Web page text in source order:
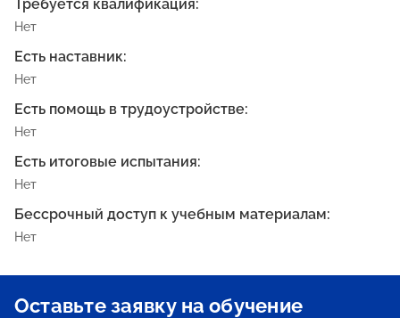
Требуется квалификация:
Нет
Есть наставник:
Нет
Есть помощь в трудоустройстве:
Нет
Есть итоговые испытания:
Нет
Бессрочный доступ к учебным материалам:
Нет
Оставьте заявку на обучение